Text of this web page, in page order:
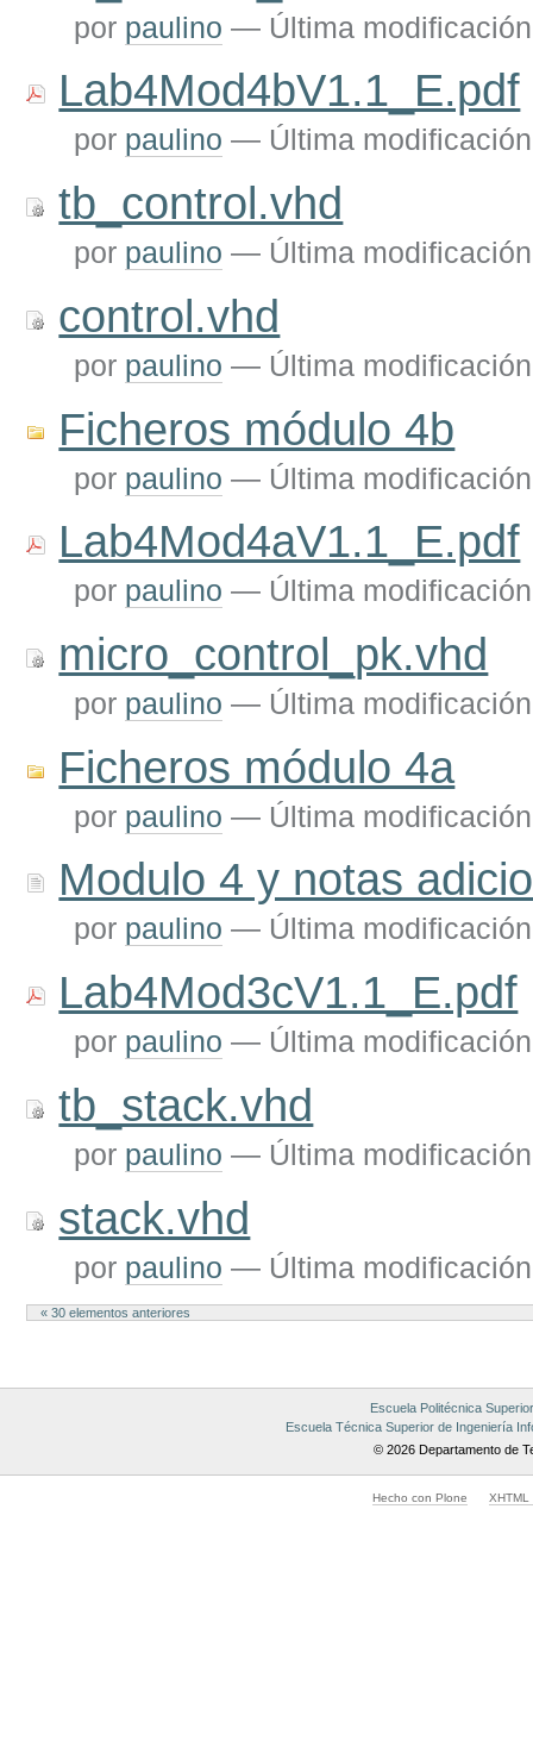
por paulino — Última modificación
Lab4Mod4bV1.1_E.pdf
por paulino — Última modificación
tb_control.vhd
por paulino — Última modificación
control.vhd
por paulino — Última modificación
Ficheros módulo 4b
por paulino — Última modificación
Lab4Mod4aV1.1_E.pdf
por paulino — Última modificación
micro_control_pk.vhd
por paulino — Última modificación
Ficheros módulo 4a
por paulino — Última modificación
Modulo 4 y notas
por paulino — Última modificación
Lab4Mod3cV1.1_E.pdf
por paulino — Última modificación
tb_stack.vhd
por paulino — Última modificación
stack.vhd
por paulino — Última modificación
« 30 elementos anteriores
Escuela Politécnica Superior
Escuela Técnica Superior de Ingeniería
© 2026 Departamento de
Hecho con Plone XHTML